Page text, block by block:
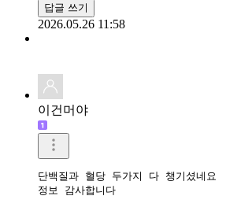
답글 쓰기
2026.05.26 11:58
이건머야
단백질과 혈당 두가지 다 챙기셨네요
정보 감사합니다